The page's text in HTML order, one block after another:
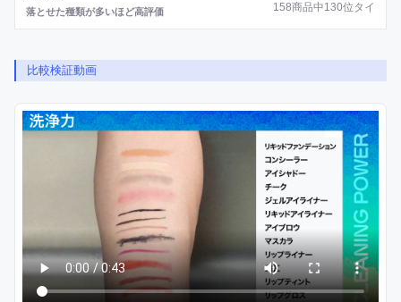
落とせた種類が多いほど高評価 158商品中130位タイ
比較検証動画